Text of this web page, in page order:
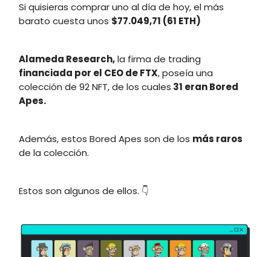
Si quisieras comprar uno al día de hoy, el más
barato cuesta unos $77.049,71 (61 ETH)
Alameda Research,la firma de trading
financiada por el CEO de FTX, poseía una
colección de 92 NFT, de los cuales 31 eran Bored
Apes.
Además, estos Bored Apes son de los más raros
de la colección.
Estos son algunos de ellos. 👇